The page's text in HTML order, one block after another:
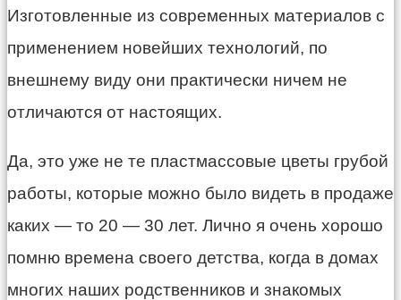
Изготовленные из современных материалов с
применением новейших технологий, по
внешнему виду они практически ничем не
отличаются от настоящих.
Да, это уже не те пластмассовые цветы грубой
работы, которые можно было видеть в продаже
каких — то 20 — 30 лет. Лично я очень хорошо
помню времена своего детства, когда в домах
многих наших родственников и знакомых